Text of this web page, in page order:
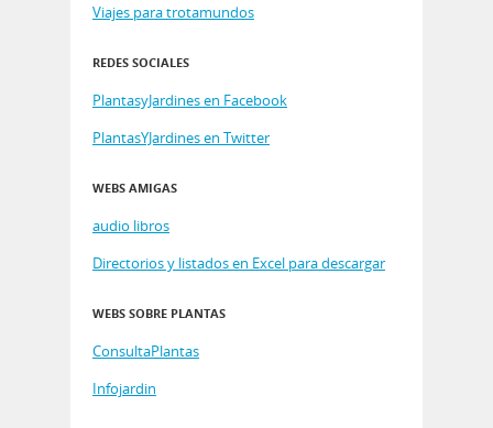
Viajes para trotamundos
REDES SOCIALES
PlantasyJardines en Facebook
PlantasYJardines en Twitter
WEBS AMIGAS
audio libros
Directorios y listados en Excel para descargar
WEBS SOBRE PLANTAS
ConsultaPlantas
Infojardin